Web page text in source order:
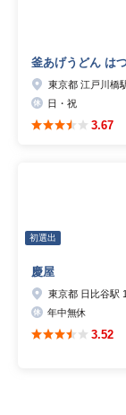
釜あげうどん は
東京都 江戸川橋
日・祝
3.67
初選出
慶屋
東京都 日比谷駅
年中無休
3.52